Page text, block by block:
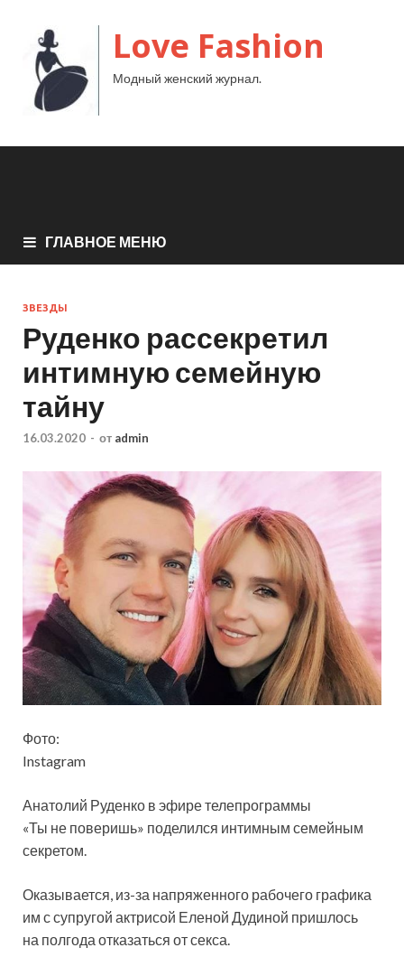
Love Fashion
Модный женский журнал.
ГЛАВНОЕ МЕНЮ
ЗВЕЗДЫ
Руденко рассекретил
интимную семейную
тайну
16.03.2020 - от admin
Фото:
Instagram
Анатолий Руденко в эфире телепрограммы
«Ты не поверишь» поделился интимным семейным
секретом.
Оказывается, из-за напряженного рабочего графика
им с супругой актрисой Еленой Дудиной пришлось
на полгода отказаться от секса.